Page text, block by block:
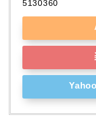
5130360